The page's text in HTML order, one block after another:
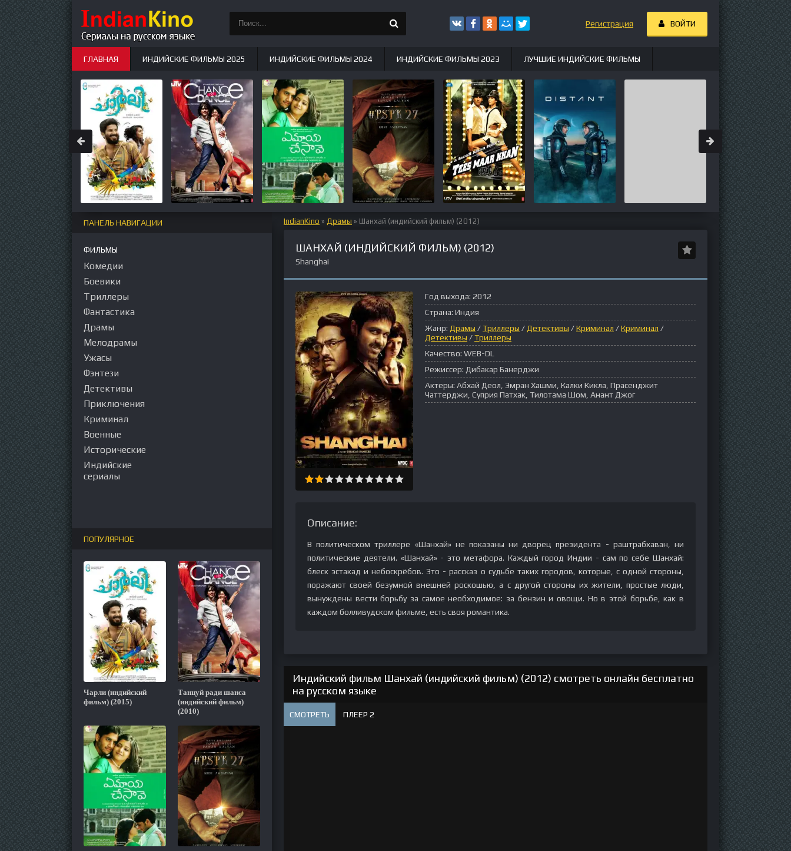
IndianKino » Драмы » Шанхай (индийский фильм) (2012)
ШАНХАЙ (ИНДИЙСКИЙ ФИЛЬМ) (2012)
Shanghai
Год выхода: 2012
Страна: Индия
Жанр: Драмы /Триллеры / Детективы /Криминал /Криминал /
Детективы /Триллеры
Качество: WEB-DL
Режиссер: Дибакар Банерджи
Актеры: Абхай Деол, Эмран Хашми, Калки Кикла, Прасенджит
Чаттерджи, Суприя Патхак, Тилотама Шом, Анант Джог
Описание:
В политическом триллере «Шанхай» не показаны ни дворец президента - раштрабхаван, ни
политические деятели. «Шанхай» - это метафора. Каждый город Индии - сам по себе Шанхай:
блеск эстакад и небоскрёбов. Это - рассказ о судьбе таких городов, которые, с одной стороны,
поражают своей безумной внешней роскошью, а с другой стороны их жители, простые люди,
вынуждены вести борьбу за самое необходимое: за бензин и овощи. Но в этой борьбе, как в
каждом болливудском фильме, есть своя романтика.
Индийский фильм Шанхай (индийский фильм) (2012) смотреть онлайн бесплатно
на русском языке
СМОТРЕТЬ ПЛЕЕР 2
ПАНЕЛЬ НАВИГАЦИИ
ФИЛЬМЫ
Комедии
Боевики
Триллеры
Фантастика
Драмы
Мелодрамы
Ужасы
Фэнтези
Детективы
Приключения
Криминал
Военные
Исторические
Индийские
сериалы
ПОПУЛЯРНОЕ
Чарли (индийский
фильм) (2015)
Танцуй ради шанса
(индийский фильм)
(2010)
Регистрация ВОЙТИ
ГЛАВНАЯ ИНДИЙСКИЕ ФИЛЬМЫ 2025 ИНДИЙСКИЕ ФИЛЬМЫ 2024 ИНДИЙСКИЕ ФИЛЬМЫ 2023 ЛУЧШИЕ ИНДИЙСКИЕ ФИЛЬМЫ
ИНДИЙСКИЕ СЕРИАЛЫ НОВЫЕ